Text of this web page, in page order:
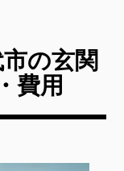
市の玄関
費用